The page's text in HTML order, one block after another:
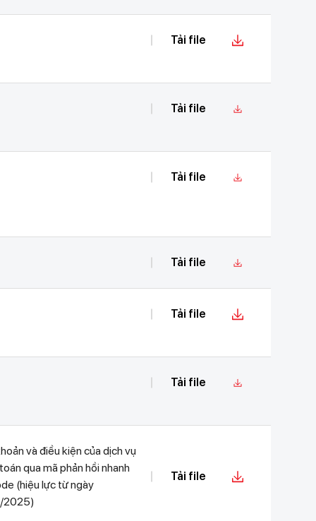
Tải file
Tải file
Tải file
Tải file
Tải file
Tải file
và điều kiện của dịch vụ
qua mã phản hồi nhanh
(hiệu lực từ ngày
2025)
Tải file